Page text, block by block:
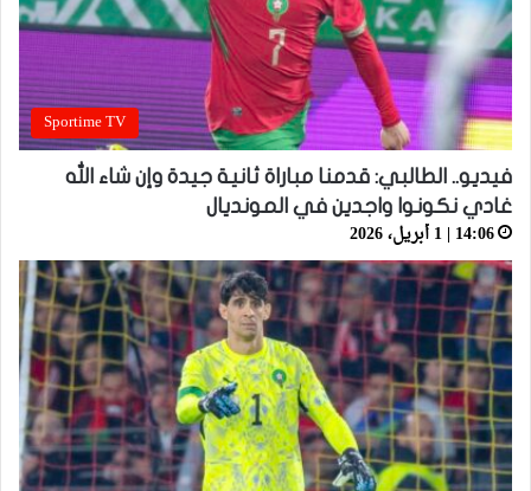
Sportime TV
فيديو.. الطالبي: قدمنا مباراة ثانية جيدة وإن شاء الله
غادي نكونوا واجدين في المونديال
14:06 | 1 أبريل، 2026